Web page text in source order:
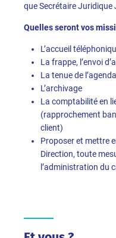
que Secrétaire Juridique
Quelles seront vos
L’accueil
La frappe, l’envoi
La tenue de
L’archivage
La comptabilité en
(rapprochement
client)
Proposer et mettre
Direction, toute
l’administration du